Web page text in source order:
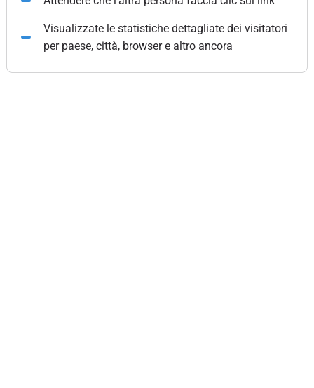
Visualizzate le statistiche dettagliate dei visitatori
per paese, città, browser e altro ancora